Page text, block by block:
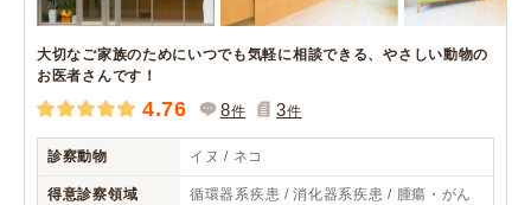
大切なご家族のためにいつでも気軽に相談できる、やさしい動物の
お医者さんです！
4.76 8件 3件
診察動物 イヌ / ネコ
得意診察領域 循環器系疾患 / 消化器系疾患 / 腫瘍・がん